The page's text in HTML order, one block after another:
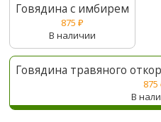
Говядина с имбирем
875 ₽
В наличии
Говядина травяного
875
В